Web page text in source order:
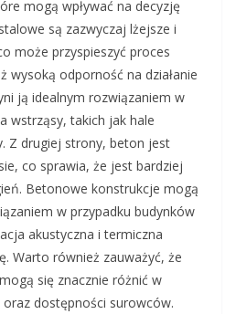
mogą wpływać na decyzję
są zazwyczaj lżejsze i
może przyspieszyć proces
wysoką odporność na działanie
ją idealnym rozwiązaniem w
wstrząsy, takich jak hale
Z drugiej strony, beton jest
co sprawia, że jest bardziej
Betonowe konstrukcje mogą
w przypadku budynków
akustyczna i termiczna
Warto również zauważyć, że
się znacznie różnić w
dostępności surowców.